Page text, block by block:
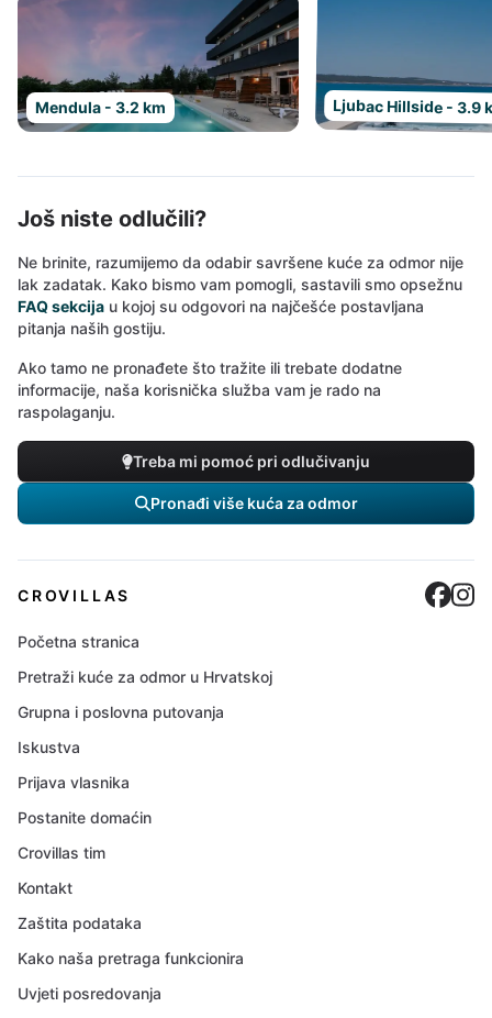
Mendula - 3.2 km Ljubac Hillside - 3.9
Još niste odlučili?
Ne brinite, razumijemo da odabir savršene kuće za odmor nije
lak zadatak. Kako bismo vam pomogli, sastavili smo opsežnu
FAQ sekcija u kojoj su odgovori na najčešće postavljana
pitanja naših gostiju.
Ako tamo ne pronađete što tražite ili trebate dodatne
informacije, naša korisnička služba vam je rado na
raspolaganju.
Treba mi pomoć pri odlučivanju
Pronađi više kuća za odmor
CROVILLAS
Početna stranica
Pretraži kuće za odmor u Hrvatskoj
Grupna i poslovna putovanja
Iskustva
Prijava vlasnika
Postanite domaćin
Crovillas tim
Kontakt
Zaštita podataka
Kako naša pretraga funkcionira
Uvjeti posredovanja